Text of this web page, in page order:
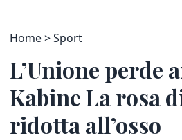
Home Sport
L’Unione perde
Kabine La rosa
ridotta all’osso